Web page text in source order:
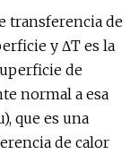
transferencia de
y ΔT es la
de
normal a esa
que es una
de calor